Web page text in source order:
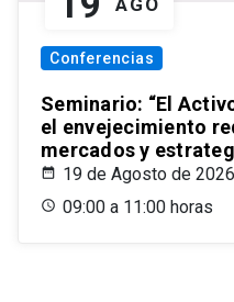
AGO
Conferencias
Seminario: “El
el envejecimiento
mercados y
19 de Agosto de 2026
09:00 a 11:00 horas